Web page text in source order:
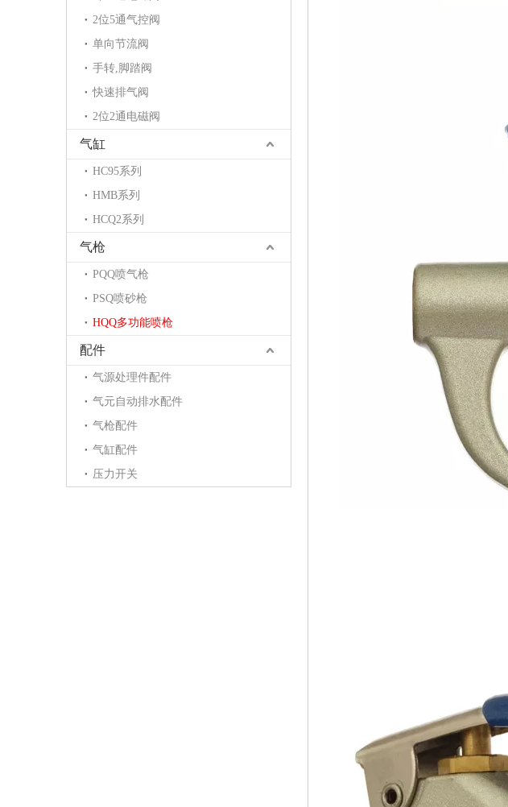
2位5通气控阀
单向节流阀
手转,脚踏阀
快速排气阀
2位2通电磁阀
气缸
HC95系列
HMB系列
HCQ2系列
气枪
PQQ喷气枪
PSQ喷砂枪
HQQ多功能喷枪
配件
气源处理件配件
气元自动排水配件
气枪配件
气缸配件
压力开关